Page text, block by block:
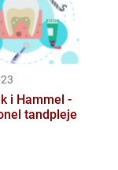
i Hammel -
tandpleje